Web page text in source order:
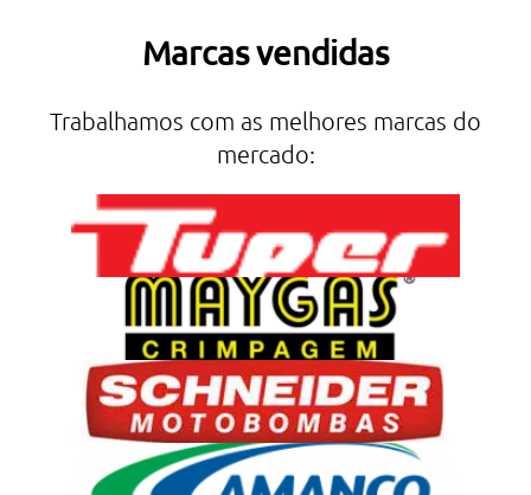
Marcas vendidas
Trabalhamos com as melhores marcas do
mercado: